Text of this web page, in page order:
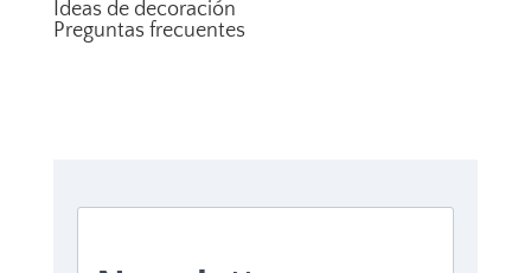
Ideas de decoración
Preguntas frecuentes